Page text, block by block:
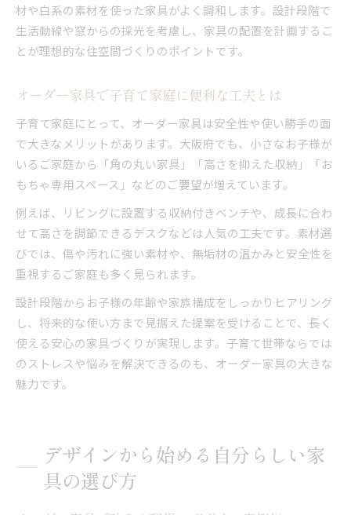
材や白系の素材を使った家具がよく調和します。設計段階で
生活動線や窓からの採光を考慮し、家具の配置を計画するこ
とが理想的な住空間づくりのポイントです。
オーダー家具で子育て家庭に便利な工夫とは
子育て家庭にとって、オーダー家具は安全性や使い勝手の面
で大きなメリットがあります。大阪府でも、小さなお子様が
いるご家庭から「角の丸い家具」「高さを抑えた収納」「お
もちゃ専用スペース」などのご要望が増えています。
例えば、リビングに設置する収納付きベンチや、成長に合わ
せて高さを調節できるデスクなどは人気の工夫です。素材選
びでは、傷や汚れに強い素材や、無垢材の温かみと安全性を
重視するご家庭も多く見られます。
設計段階からお子様の年齢や家族構成をしっかりヒアリング
し、将来的な使い方まで見据えた提案を受けることで、長く
使える安心の家具づくりが実現します。子育て世帯ならでは
のストレスや悩みを解決できるのも、オーダー家具の大きな
魅力です。
デザインから始める自分らしい家
具の選び方